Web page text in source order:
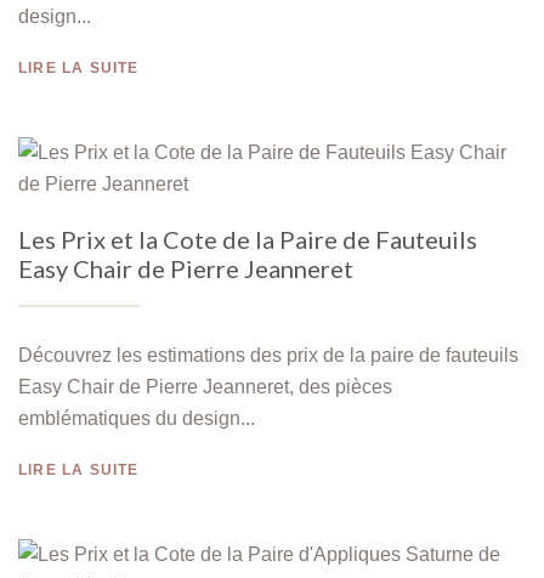
design...
LIRE LA SUITE
Les Prix et la Cote de la Paire de Fauteuils
Easy Chair de Pierre Jeanneret
Découvrez les estimations des prix de la paire de fauteuils
Easy Chair de Pierre Jeanneret, des pièces
emblématiques du design...
LIRE LA SUITE